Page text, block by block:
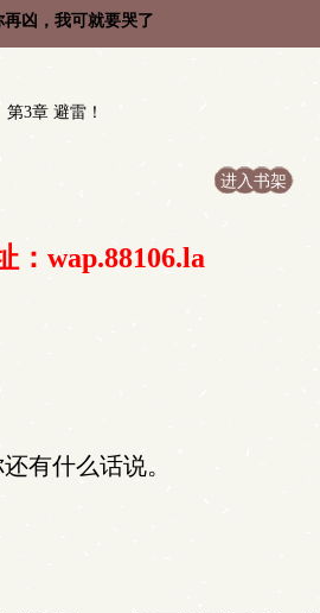
再凶，我可就要哭了
第3章 避雷！
进入书架
：wap.88106.la
有什么话说。